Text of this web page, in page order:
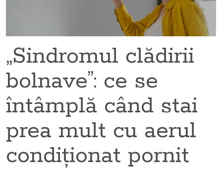
„Sindromul clădirii
bolnave”: ce se
întâmplă când stai
prea mult cu aerul
condiționat pornit